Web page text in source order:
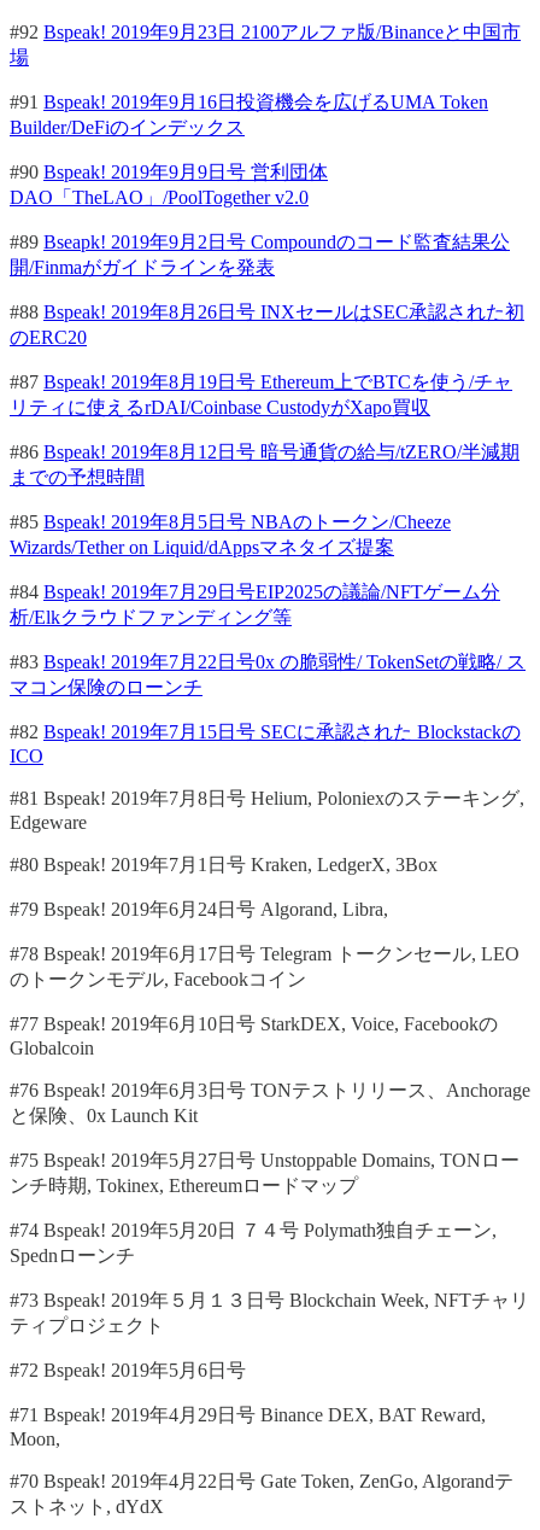
#92 Bspeak! 2019年9月23日 2100アルファ版/Binanceと中国市
場
#91 Bspeak! 2019年9月16日投資機会を広げるUMA Token
Builder/DeFiのインデックス
#90 Bspeak! 2019年9月9日号 営利団体
DAO「TheLAO」/PoolTogether v2.0
#89 Bseapk! 2019年9月2日号 Compoundのコード監査結果公
開/Finmaがガイドラインを発表
#88 Bspeak! 2019年8月26日号 INXセールはSEC承認された初
のERC20
#87 Bspeak! 2019年8月19日号 Ethereum上でBTCを使う/チャ
リティに使えるrDAI/Coinbase CustodyがXapo買収
#86 Bspeak! 2019年8月12日号 暗号通貨の給与/tZERO/半減期
までの予想時間
#85 Bspeak! 2019年8月5日号 NBAのトークン/Cheeze
Wizards/Tether on Liquid/dAppsマネタイズ提案
#84 Bspeak! 2019年7月29日号EIP2025の議論/NFTゲーム分
析/Elkクラウドファンディング等
#83 Bspeak! 2019年7月22日号0x の脆弱性/ TokenSetの戦略/ ス
マコン保険のローンチ
#82 Bspeak! 2019年7月15日号 SECに承認された Blockstackの
ICO
#81 Bspeak! 2019年7月8日号 Helium, Poloniexのステーキング,
Edgeware
#80 Bspeak! 2019年7月1日号 Kraken, LedgerX, 3Box
#79 Bspeak! 2019年6月24日号 Algorand, Libra,
#78 Bspeak! 2019年6月17日号 Telegram トークンセール, LEO
のトークンモデル, Facebookコイン
#77 Bspeak! 2019年6月10日号 StarkDEX, Voice, Facebookの
Globalcoin
#76 Bspeak! 2019年6月3日号 TONテストリリース、Anchorage
と保険、0x Launch Kit
#75 Bspeak! 2019年5月27日号 Unstoppable Domains, TONロー
ンチ時期, Tokinex, Ethereumロードマップ
#74 Bspeak! 2019年5月20日 ７４号 Polymath独自チェーン,
Spednローンチ
#73 Bspeak! 2019年５月１３日号 Blockchain Week, NFTチャリ
ティプロジェクト
#72 Bspeak! 2019年5月6日号
#71 Bspeak! 2019年4月29日号 Binance DEX, BAT Reward,
Moon,
#70 Bspeak! 2019年4月22日号 Gate Token, ZenGo, Algorandテ
ストネット, dYdX